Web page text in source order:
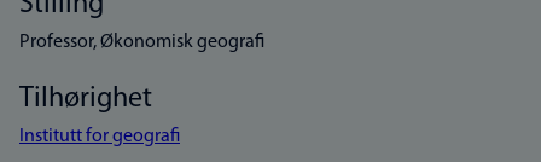
Professor, Økonomisk geografi
Tilhørighet
Institutt for geografi